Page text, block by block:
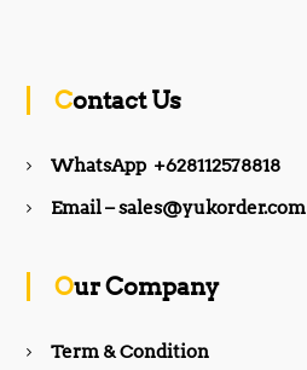
b a
Contact Us
WhatsApp +628112578818
Email – sales@yukorder.com
Our Company
Term & Condition